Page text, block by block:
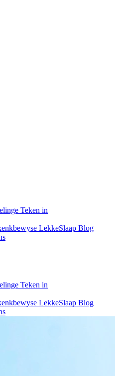
Teken in
LekkeSlaap Blog
Teken in
LekkeSlaap Blog